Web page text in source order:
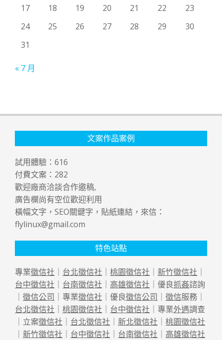
17
18 19 20 21 22
23
24
25 26 27 28 29
30
31
« 7 月
文案作品案例
試用體驗： 616
付費文案： 282
歡迎廠商洽談合作邀稿,
廣告欄尚有空位歡迎利用
橫幅文字，SEO關鍵字，貼紙連結，來信：
flylinux@gmail.com
特色站點
專業徵信社 ｜ 台北徵信社 ｜ 桃園徵信社 ｜ 新竹徵信社 ｜
台中徵信社 ｜ 台南徵信社 ｜ 高雄徵信社 ｜優良抓姦諮詢
｜ 徵信公司 ｜專業徵信社 ｜優良徵信公司 ｜ 徵信服務｜
台北徵信社 ｜ 桃園徵信社 ｜ 台中徵信社 ｜專業外遇調查
｜立案徵信社 ｜ 台北徵信社 ｜ 新北徵信社 ｜ 桃園徵信社
｜ 新竹徵信社 ｜ 台中徵信社 ｜ 台南徵信社 ｜ 高雄徵信社